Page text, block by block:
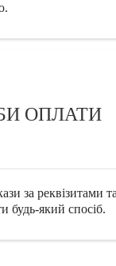
ОПЛАТИ
за реквізитами та
будь-який спосіб.